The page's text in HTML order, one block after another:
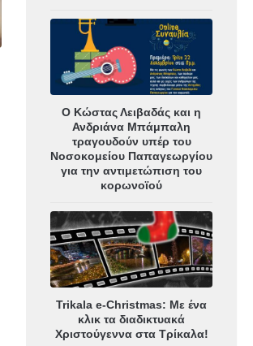
Ο Κώστας Λειβαδάς και η
Ανδριάνα Μπάμπαλη
τραγουδούν υπέρ του
Νοσοκομείου Παπαγεωργίου
για την αντιμετώπιση του
κορωνοϊού
Trikala e-Christmas: Με ένα
κλικ τα διαδικτυακά
Χριστούγεννα στα Τρίκαλα!